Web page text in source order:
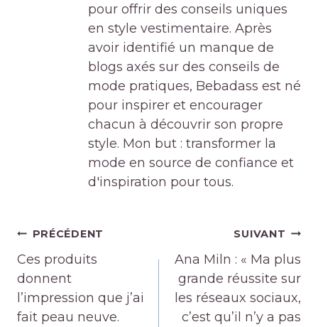
pour offrir des conseils uniques
en style vestimentaire. Après
avoir identifié un manque de
blogs axés sur des conseils de
mode pratiques, Bebadass est né
pour inspirer et encourager
chacun à découvrir son propre
style. Mon but : transformer la
mode en source de confiance et
d'inspiration pour tous.
Navigation
de
l’article
PRÉCÉDENT
Ces produits
donnent
l’impression que j’ai
fait peau neuve.
SUIVANT
Ana Miln : « Ma plus
grande réussite sur
les réseaux sociaux,
c’est qu’il n’y a pas